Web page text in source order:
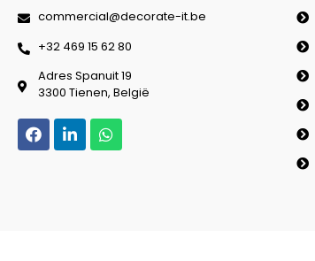
commercial@decorate-it.be
‭+32 469 15 62 80‬
Adres Spanuit 19
3300 Tienen, België